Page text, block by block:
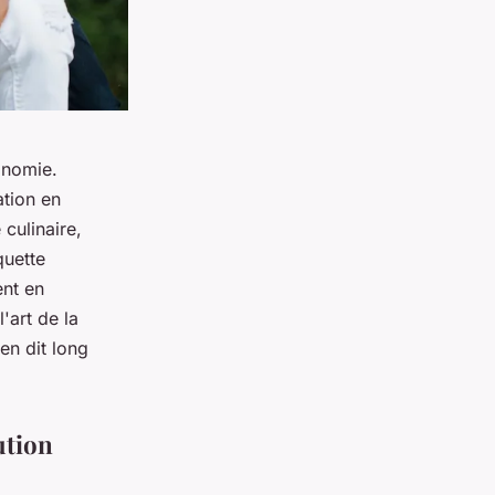
en
en
de la
dit long